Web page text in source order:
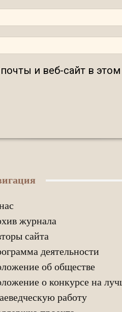
и веб-сайт в этом
журнала
сайта
деятельности
об обществе
о конкурсе на
работу